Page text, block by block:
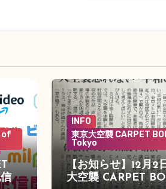
of
決
INFO
東京大空襲 CARPET
Tokyo
【お知らせ】12月2
大空襲 CARPET